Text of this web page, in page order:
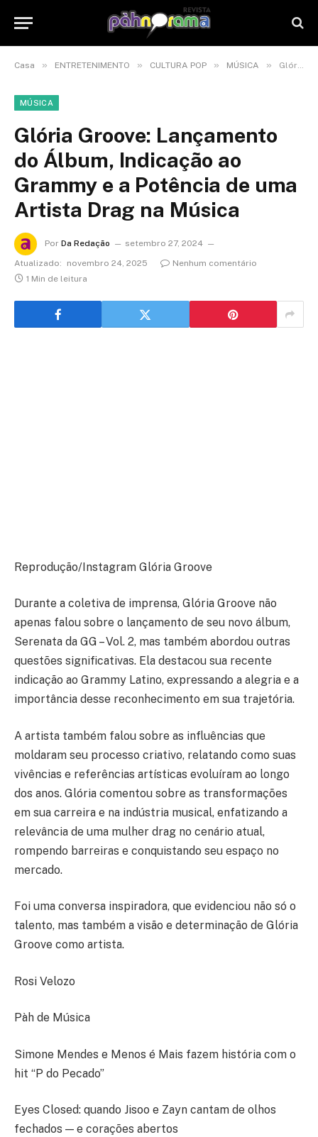
Casa » ENTRETENIMENTO » CULTURA POP » MÚSICA » Glória Groove: Lançamento do Álbum, Indicação ao Grammy e a Potência de uma Artista Drag na Música
MÚSICA
Glória Groove: Lançamento
do Álbum, Indicação ao
Grammy e a Potência de uma
Artista Drag na Música
Por Da Redação
setembro 27, 2024
Atualizado:
novembro 24, 2025
Nenhum comentário
1 Min de leitura
Reprodução/Instagram Glória Groove
Durante a coletiva de imprensa, Glória Groove não
apenas falou sobre o lançamento de seu novo álbum,
Serenata da GG – Vol. 2, mas também abordou outras
questões significativas. Ela destacou sua recente
indicação ao Grammy Latino, expressando a alegria e a
importância desse reconhecimento em sua trajetória.
A artista também falou sobre as influências que
moldaram seu processo criativo, relatando como suas
vivências e referências artísticas evoluíram ao longo
dos anos. Glória comentou sobre as transformações
em sua carreira e na indústria musical, enfatizando a
relevância de uma mulher drag no cenário atual,
rompendo barreiras e conquistando seu espaço no
mercado.
Foi uma conversa inspiradora, que evidenciou não só o
talento, mas também a visão e determinação de Glória
Groove como artista.
Rosi Velozo
Pàh de Música
Simone Mendes e Menos é Mais fazem história com o
hit “P do Pecado”
Eyes Closed: quando Jisoo e Zayn cantam de olhos
fechados — e corações abertos